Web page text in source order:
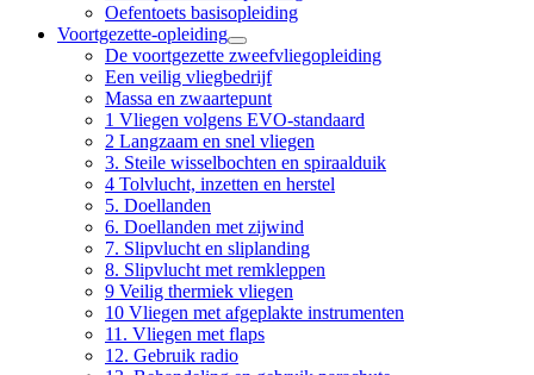
Oefentoets basisopleiding
Voortgezette-opleiding
De voortgezette zweefvliegopleiding
Een veilig vliegbedrijf
Massa en zwaartepunt
1 Vliegen volgens EVO-standaard
2 Langzaam en snel vliegen
3. Steile wisselbochten en spiraalduik
4 Tolvlucht, inzetten en herstel
5. Doellanden
6. Doellanden met zijwind
7. Slipvlucht en sliplanding
8. Slipvlucht met remkleppen
9 Veilig thermiek vliegen
10 Vliegen met afgeplakte instrumenten
11. Vliegen met flaps
12. Gebruik radio